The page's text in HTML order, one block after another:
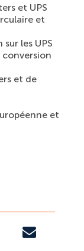
et UPS
et
les UPS
conversion
et de
et